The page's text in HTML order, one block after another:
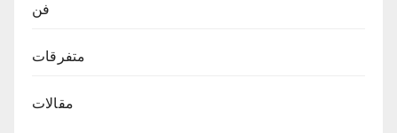
فن
متفرقات
مقالات